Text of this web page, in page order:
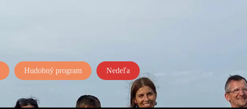
Hudobný program Nedeľa